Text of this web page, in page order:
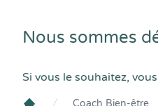
Nous sommes
Si vous le souhaitez,
Coach Bien-être